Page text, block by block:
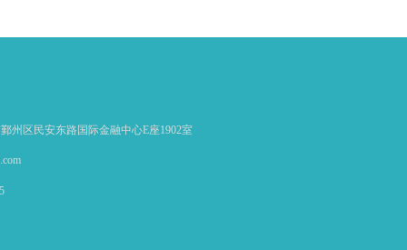
州区民安东路国际金融中心E座1902室